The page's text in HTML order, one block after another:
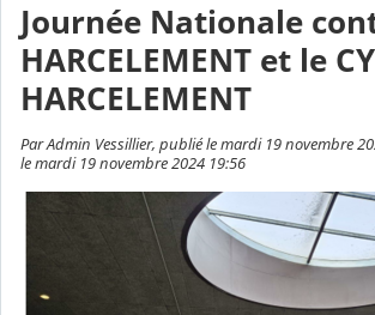
Journée Nationale
HARCELEMENT et le
HARCELEMENT
Par Admin Vessillier, publié le mardi 19 novembre
le mardi 19 novembre 2024 19:56